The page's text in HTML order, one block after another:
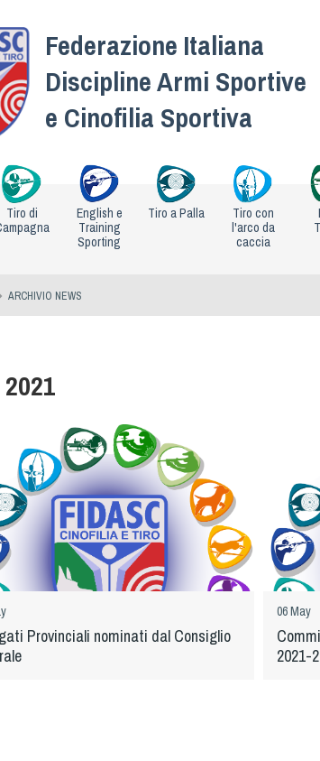
Federazione Italiana
Discipline Armi Sportive
e Cinofilia Sportiva
Tiro di
English e
Training
Sporting
Tiro a Palla
Tiro con
l'arco da
caccia
ARCHIVIO NEWS
Provinciali nominati dal Consiglio
06 May
2021-